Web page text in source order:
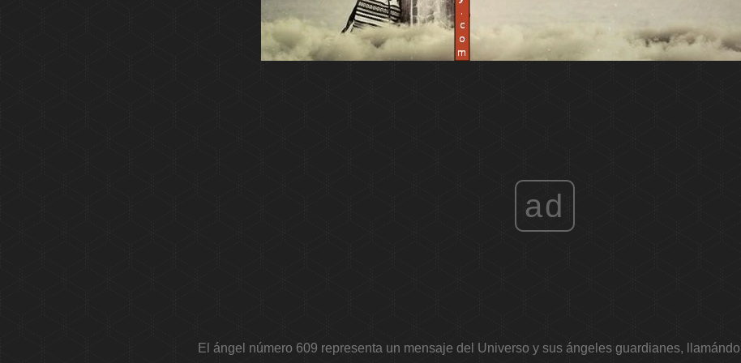
ad
El ángel número 609 representa un mensaje del Universo y sus ángeles guardianes,